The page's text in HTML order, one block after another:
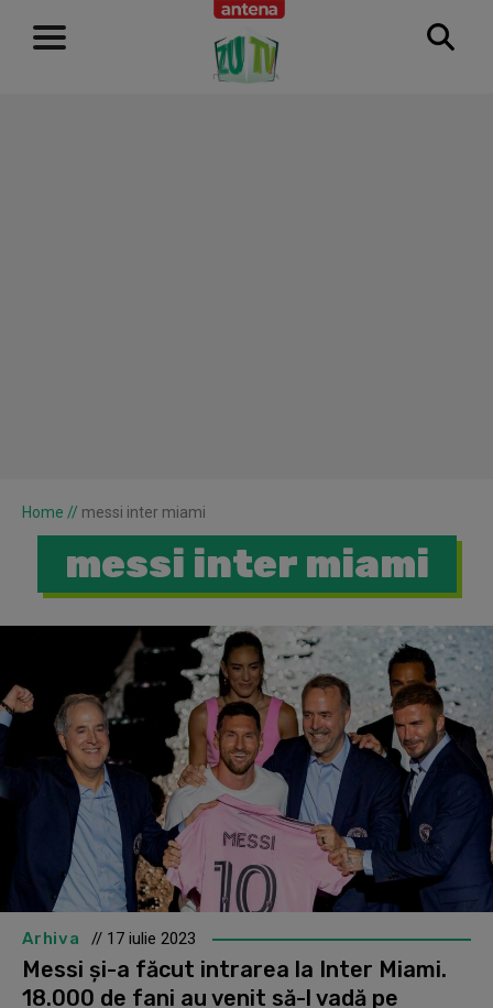
RECLAMĂ
Home // messi inter miami
messi inter miami
Arhiva // 17 iulie 2023
Messi și-a făcut intrarea la Inter Miami.
18.000 de fani au venit să-l vadă pe